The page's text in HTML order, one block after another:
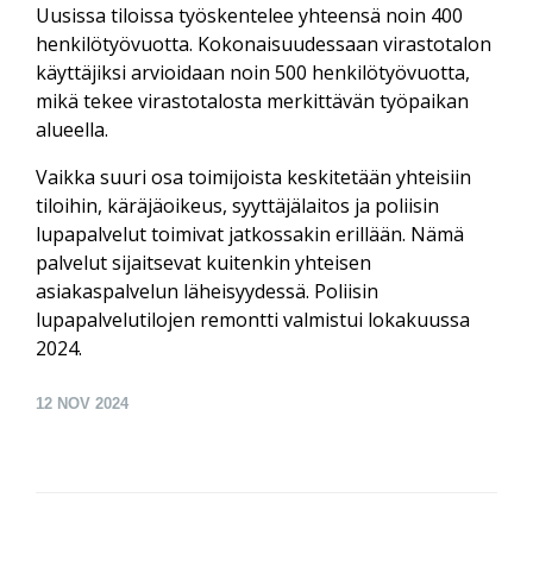
Uusissa tiloissa työskentelee yhteensä noin 400
henkilötyövuotta. Kokonaisuudessaan virastotalon
käyttäjiksi arvioidaan noin 500 henkilötyövuotta,
mikä tekee virastotalosta merkittävän työpaikan
alueella.
Vaikka suuri osa toimijoista keskitetään yhteisiin
tiloihin, käräjäoikeus, syyttäjälaitos ja poliisin
lupapalvelut toimivat jatkossakin erillään. Nämä
palvelut sijaitsevat kuitenkin yhteisen
asiakaspalvelun läheisyydessä. Poliisin
lupapalvelutilojen remontti valmistui lokakuussa
2024.
12 NOV 2024